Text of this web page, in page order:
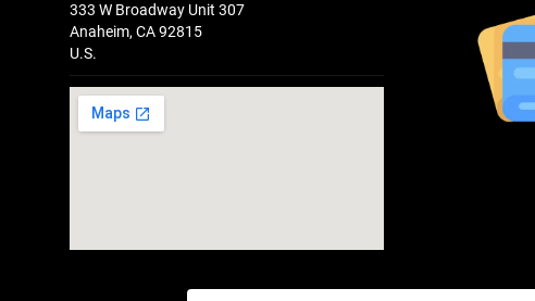
333 W Broadway Unit 307
Anaheim, CA 92815
U.S.